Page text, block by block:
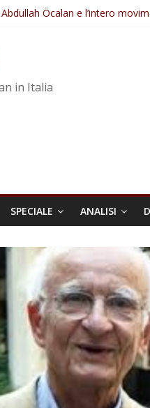
Öcalan e l’intero
l’attuazione della
di guerra dell’Iran
in legge positiva
in Italia
SPECIALE ANALISI